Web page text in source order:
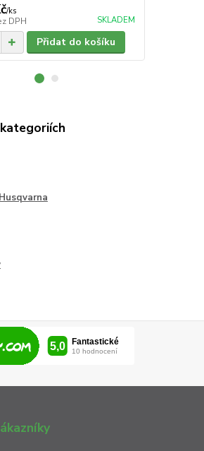
/ks
DPH SKLADEM
Přidat do košíku